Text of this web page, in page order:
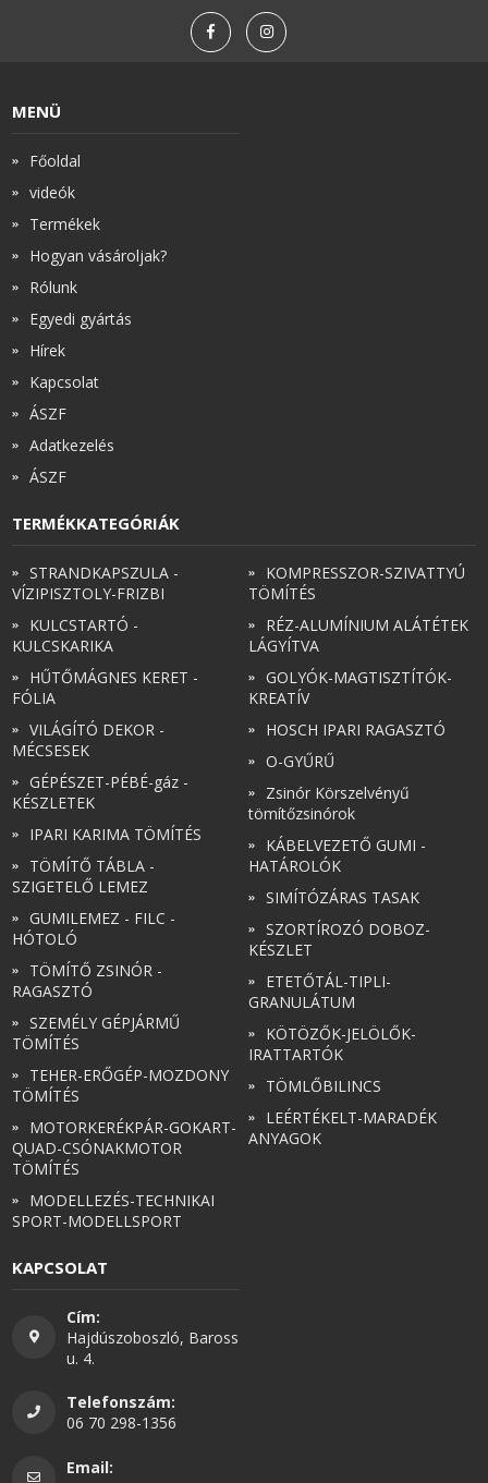
MENÜ
Főoldal
videók
Termékek
Hogyan vásároljak?
Rólunk
Egyedi gyártás
Hírek
Kapcsolat
ÁSZF
Adatkezelés
ÁSZF
TERMÉKKATEGÓRIÁK
STRANDKAPSZULA -
VÍZIPISZTOLY-FRIZBI
KULCSTARTÓ -
KULCSKARIKA
HŰTŐMÁGNES KERET -
FÓLIA
VILÁGÍTÓ DEKOR -
MÉCSESEK
GÉPÉSZET-PÉBÉ-gáz -
KÉSZLETEK
IPARI KARIMA TÖMÍTÉS
TÖMÍTŐ TÁBLA -
SZIGETELŐ LEMEZ
GUMILEMEZ - FILC -
HÓTOLÓ
TÖMÍTŐ ZSINÓR -
RAGASZTÓ
SZEMÉLY GÉPJÁRMŰ
TÖMÍTÉS
TEHER-ERŐGÉP-MOZDONY
TÖMÍTÉS
MOTORKERÉKPÁR-GOKART-
QUAD-CSÓNAKMOTOR
TÖMÍTÉS
MODELLEZÉS-TECHNIKAI
SPORT-MODELLSPORT
KOMPRESSZOR-SZIVATTYÚ
TÖMÍTÉS
RÉZ-ALUMÍNIUM ALÁTÉTEK
LÁGYÍTVA
GOLYÓK-MAGTISZTÍTÓK-
KREATÍV
HOSCH IPARI RAGASZTÓ
O-GYŰRŰ
Zsinór Körszelvényű
tömítőzsinórok
KÁBELVEZETŐ GUMI -
HATÁROLÓK
SIMÍTÓZÁRAS TASAK
SZORTÍROZÓ DOBOZ-
KÉSZLET
ETETŐTÁL-TIPLI-
GRANULÁTUM
KÖTÖZŐK-JELÖLŐK-
IRATTARTÓK
TÖMLŐBILINCS
LEÉRTÉKELT-MARADÉK
ANYAGOK
KAPCSOLAT
Cím:
Hajdúszoboszló, Baross
u. 4.
Telefonszám:
06 70 298-1356
Email: